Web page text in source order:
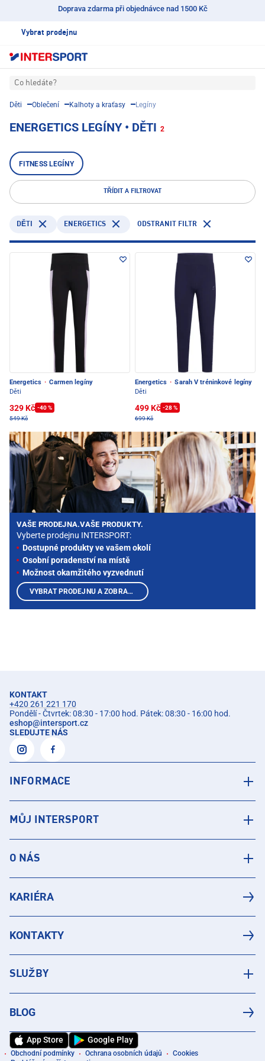
Doprava zdarma při objednávce nad 1500 Kč
Vybrat prodejnu
Co hledáte?
Děti Oblečení Kalhoty a kraťasy Legíny
ENERGETICS LEGÍNY • DĚTI 2
FITNESS LEGÍNY
TŘÍDIT A FILTROVAT
DĚTI ENERGETICS ODSTRANIT FILTR
Energetics · Carmen legíny
Děti
329 Kč -40 %
549 Kč
Energetics · Sarah V tréninkové legíny
Děti
499 Kč -28 %
699 Kč
VAŠE PRODEJNA.VAŠE PRODUKTY.
Vyberte prodejnu INTERSPORT:
Dostupné produkty ve vašem okolí
Osobní poradenství na místě
Možnost okamžitého vyzvednutí
VYBRAT PRODEJNU A ZOBRAZIT PRODUKTY
KONTAKT
+420 261 221 170
Pondělí - Čtvrtek: 08:30 - 17:00 hod. Pátek: 08:30 - 16:00 hod.
eshop@intersport.cz
SLEDUJTE NÁS
INFORMACE
MŮJ INTERSPORT
O NÁS
KARIÉRA
KONTAKTY
SLUŽBY
BLOG
App Store Google Play
Obchodní podmínky Ochrana osobních údajů
Cookies